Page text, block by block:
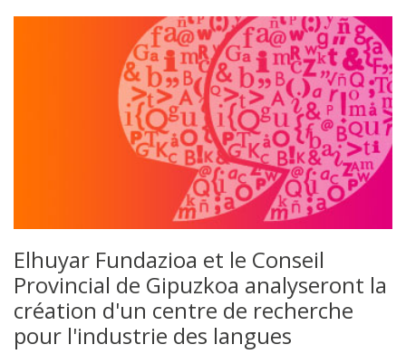
Elhuyar Fundazioa et le Conseil
Provincial de Gipuzkoa analyseront la
création d'un centre de recherche
pour l'industrie des langues